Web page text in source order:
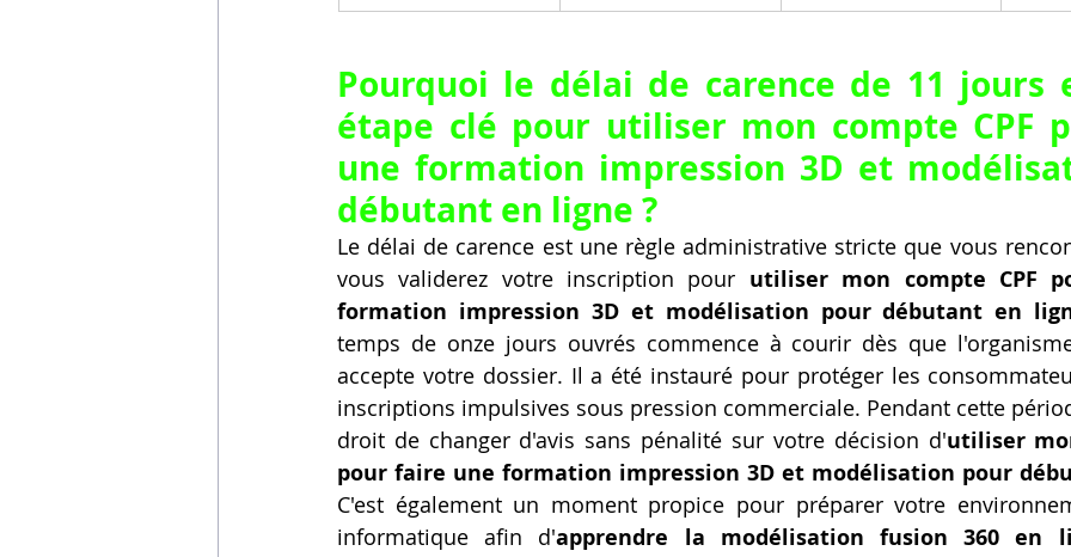
Pourquoi le délai de carence de 11 jours
étape clé pour utiliser mon compte CPF
une formation impression 3D et
débutant en ligne ?
Le délai de carence est une règle administrative stricte que vous
vous validerez votre inscription pour utiliser mon compte CPF
formation impression 3D et modélisation pour débutant en
temps de onze jours ouvrés commence à courir dès que
accepte votre dossier. Il a été instauré pour protéger les
inscriptions impulsives sous pression commerciale. Pendant cette
droit de changer d'avis sans pénalité sur votre décision d'utiliser
pour faire une formation impression 3D et modélisation pour
C'est également un moment propice pour préparer votre
informatique afin d'apprendre la modélisation fusion 360 en